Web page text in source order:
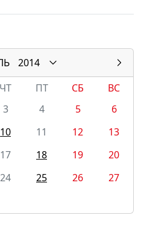
2014
ЧТ ПТ СБ
ВС
3 4 5
6
10 11 12
13
17 18 19
20
24 25 26
27